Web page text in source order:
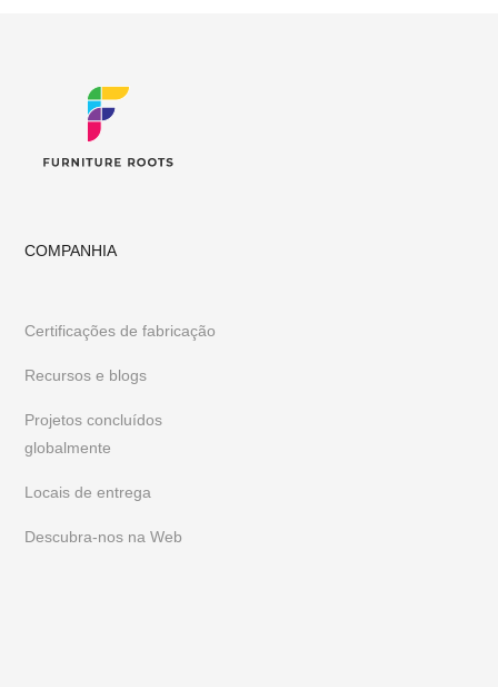
COMPANHIA
Certificações de fabricação
Recursos e blogs
Projetos concluídos
globalmente
Locais de entrega
Descubra-nos na Web